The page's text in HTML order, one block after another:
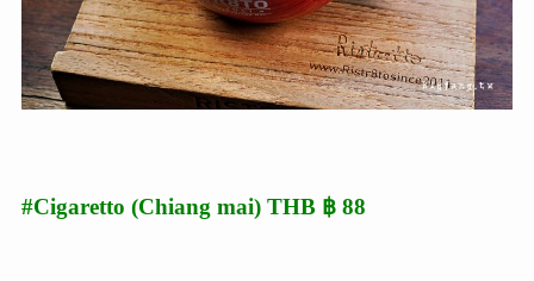
#Cigaretto (Chiang mai) THB ฿ 88